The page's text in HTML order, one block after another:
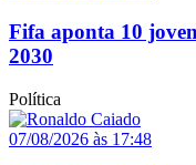
Fifa aponta 10
2030
Política
07/08/2026 às 17:48